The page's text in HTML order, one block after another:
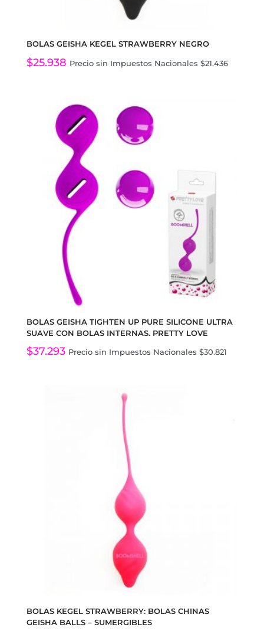
BOLAS GEISHA KEGEL STRAWBERRY NEGRO
$25.938 Precio sin Impuestos Nacionales $21.436
BOLAS GEISHA TIGHTEN UP PURE SILICONE ULTRA
SUAVE CON BOLAS INTERNAS. PRETTY LOVE
$37.293 Precio sin Impuestos Nacionales $30.821
BOLAS KEGEL STRAWBERRY: BOLAS CHINAS
GEISHA BALLS – SUMERGIBLES